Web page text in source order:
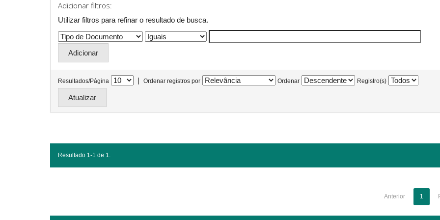
Adicionar filtros:
Utilizar filtros para refinar o resultado de busca.
Resultados/Página | Ordenar registros por Ordenar Registro(s)
Resultado 1-1 de 1.
Anterior 1